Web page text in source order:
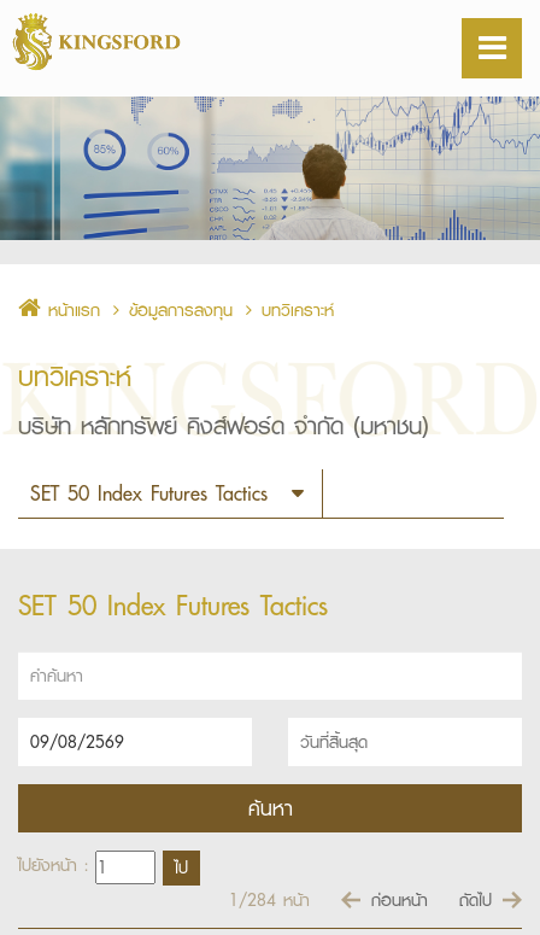
หน้าแรก ข้อมูลการลงทุน บทวิเคราะห์
บทวิเคราะห์
บริษัท หลักทรัพย์ คิงส์ฟอร์ด จำกัด (มหาชน)
SET 50 Index Futures Tactics
ไปยังหน้า :
1/284 หน้า ก่อนหน้า ถัดไป